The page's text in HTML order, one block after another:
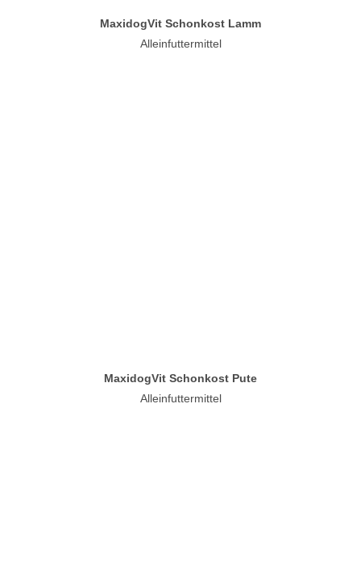
MaxidogVit Schonkost Lamm
Alleinfuttermittel
MaxidogVit Schonkost Pute
Alleinfuttermittel